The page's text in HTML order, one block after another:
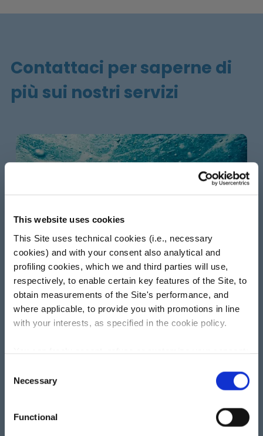
This website uses cookies
This Site uses technical cookies (i.e., necessary
cookies) and with your consent also analytical and
profiling cookies, which we and third parties will use,
respectively, to enable certain key features of the Site, to
obtain measurements of the Site's performance, and
where applicable, to provide you with promotions in line
with your interests, as specified in the cookie policy.
by clicking on 'Accept', you consent to the use of all
cookies, including profiling cookies, also from third-
party; by clicking on 'Customise', you can confirm your
preferences after selecting the purposes you are
Selection
Necessary
Functional
Contattaci per saperne di
più sui nostri servizi
La contabilizzazione dei
consumi di acqua
La corretta ripartizione dei consumi idrici è
gli immobili dotati di riscaldamento centralizzato
ELCA offre servizi di contabilizzazione e
saremo chiusi a partire dal 6 fino al 26